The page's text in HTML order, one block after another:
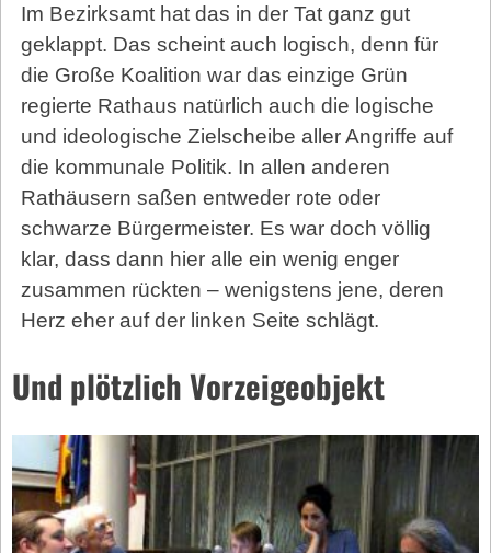
Im Bezirksamt hat das in der Tat ganz gut
geklappt. Das scheint auch logisch, denn für
die Große Koalition war das einzige Grün
regierte Rathaus natürlich auch die logische
und ideologische Zielscheibe aller Angriffe auf
die kommunale Politik. In allen anderen
Rathäusern saßen entweder rote oder
schwarze Bürgermeister. Es war doch völlig
klar, dass dann hier alle ein wenig enger
zusammen rückten – wenigstens jene, deren
Herz eher auf der linken Seite schlägt.
Und plötzlich Vorzeigeobjekt